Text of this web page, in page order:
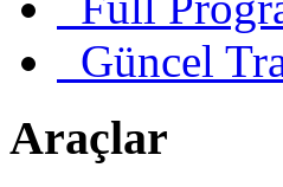
Güncel
Araçlar